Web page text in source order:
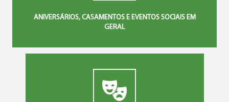
ANIVERSÁRIOS, CASAMENTOS E EVENTOS SOCIAIS EM
GERAL